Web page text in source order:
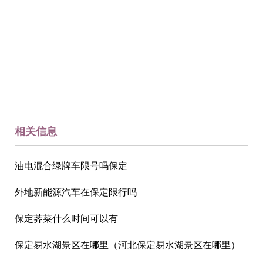
相关信息
油电混合绿牌车限号吗保定
外地新能源汽车在保定限行吗
保定荠菜什么时间可以有
保定易水湖景区在哪里（河北保定易水湖景区在哪里）